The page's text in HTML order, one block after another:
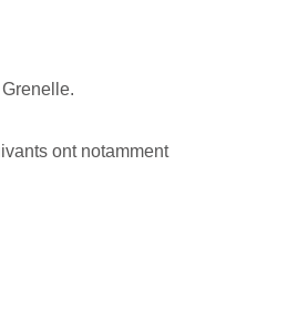
ont notamment